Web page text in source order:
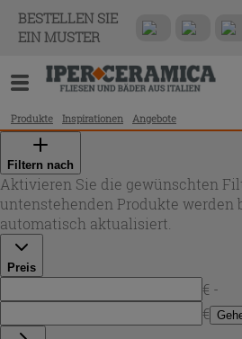
BESTELLEN SIE
EIN MUSTER
Produkte Inspirationen Angebote
Filtern nach
Aktivieren Sie die gewünschten
untenstehenden Produkte werden
automatisch aktualisiert.
Preis
€ -
€